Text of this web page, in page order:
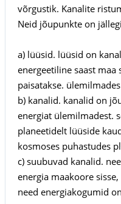
võrgustik. Kanalite
Neid jõupunkte on
a) lüüsid. lüüsid on
energeetiline saast
paisatakse.
b) kanalid. kanalid on
energiat ülemilmadest.
planeetidelt lüüside
kosmoses puhastudes
c) suubuvad kanalid.
energia maakoore
need energiakogumid